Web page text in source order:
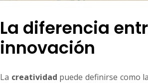
La diferencia
innovación
La creatividad puede definirse como